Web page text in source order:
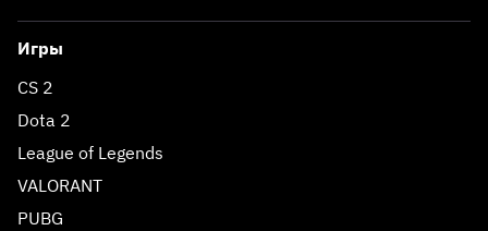
Игры
CS 2
Dota 2
League of Legends
VALORANT
PUBG